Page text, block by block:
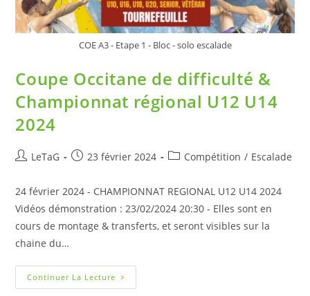
COE A3 - Etape 1 - Bloc - solo escalade
Coupe Occitane de difficulté &
Championnat régional U12 U14
2024
LeTaG 23 février 2024 Compétition / Escalade
24 février 2024 - CHAMPIONNAT REGIONAL U12 U14 2024
Vidéos démonstration : 23/02/2024 20:30 - Elles sont en
cours de montage & transferts, et seront visibles sur la
chaine du…
Continuer La Lecture